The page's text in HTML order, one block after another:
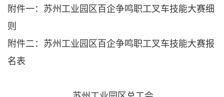
附件一：苏州工业园区百企争鸣职工叉车技能大赛细
则
附件二：苏州工业园区百企争鸣职工叉车技能大赛报
名表